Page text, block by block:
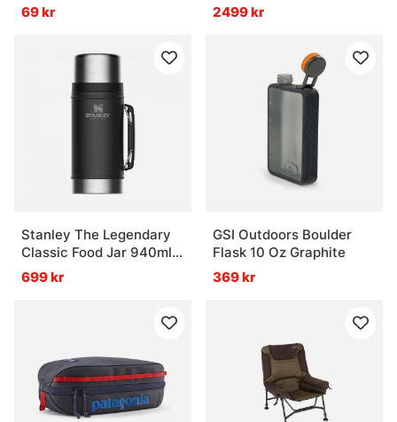
69 kr 2499 kr
Stanley The Legendary
Classic Food Jar 940ml -
Matte Black
699 kr
GSI Outdoors Boulder
Flask 10 Oz Graphite
369 kr